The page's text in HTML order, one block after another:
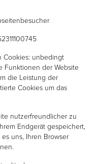
Cookies: unbedingt
Funktionen der Website
die Leistung der
Cookies um das
nutzerfreundlicher zu
Endgerät gespeichert,
uns, Ihren Browser